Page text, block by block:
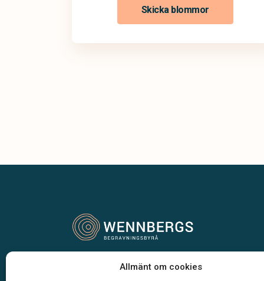
Allmänt om cookies
Skicka blommor
Vår begravningsbyrå är en del av Klarahill.